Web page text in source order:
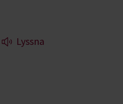
Lyssna